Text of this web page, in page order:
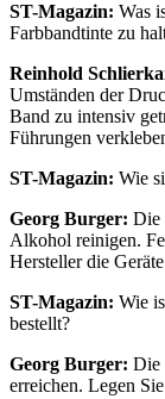
ST-Magazin: Was
Farbbandtinte zu
Reinhold
Umständen der
Band zu intensiv
Führungen
ST-Magazin: Wie
Georg Burger: Die
Alkohol reinigen.
Hersteller die
ST-Magazin: Wie
bestellt?
Georg Burger: Die
erreichen. Legen